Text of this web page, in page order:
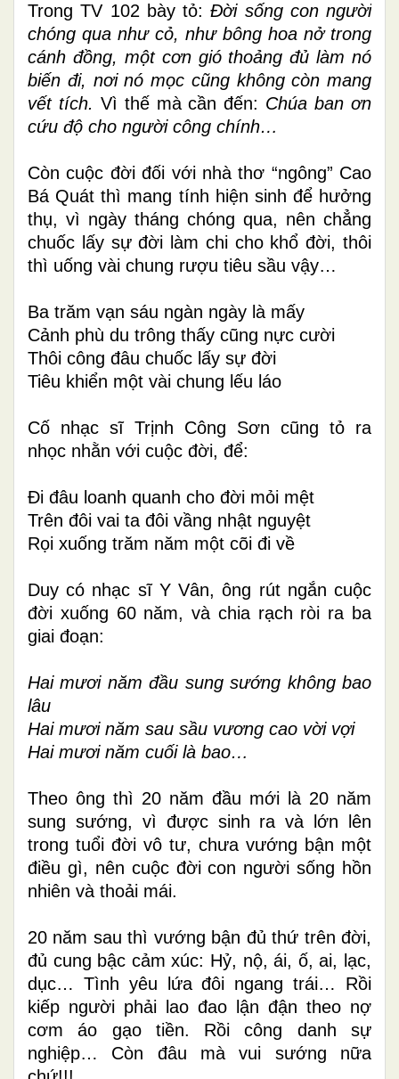
Trong TV 102 bày tỏ:Ðời sống con người
chóng qua như cỏ, như bông hoa nở trong
cánh đồng, một cơn gió thoảng đủ làm nó
biến đi, nơi nó mọc cũng không còn mang
vết tích. Vì thế mà cần đến: Chúa ban ơn
cứu độ cho người công chính…
Còn cuộc đời đối với nhà thơ “ngông” Cao
Bá Quát thì mang tính hiện sinh để hưởng
thụ, vì ngày tháng chóng qua, nên chẳng
chuốc lấy sự đời làm chi cho khổ đời, thôi
thì uống vài chung rượu tiêu sầu vậy…
Ba trăm vạn sáu ngàn ngày là mấy
Cảnh phù du trông thấy cũng nực cười
Thôi công đâu chuốc lấy sự đời
Tiêu khiển một vài chung lếu láo
Cố nhạc sĩ Trịnh Công Sơn cũng tỏ ra
nhọc nhằn với cuộc đời, để:
Đi đâu loanh quanh cho đời mỏi mệt
Trên đôi vai ta đôi vầng nhật nguyệt
Rọi xuống trăm năm một cõi đi về
Duy có nhạc sĩ Y Vân, ông rút ngắn cuộc
đời xuống 60 năm, và chia rạch ròi ra ba
giai đoạn:
Hai mươi năm đầu sung sướng không bao
lâu
Hai mươi năm sau sầu vương cao vời vợi
Hai mươi năm cuối là bao…
Theo ông thì 20 năm đầu mới là 20 năm
sung sướng, vì được sinh ra và lớn lên
trong tuổi đời vô tư, chưa vướng bận một
điều gì, nên cuộc đời con người sống hồn
nhiên và thoải mái.
20 năm sau thì vướng bận đủ thứ trên đời,
đủ cung bậc cảm xúc: Hỷ, nộ, ái, ố, ai, lạc,
dục… Tình yêu lứa đôi ngang trái… Rồi
kiếp người phải lao đao lận đận theo nợ
cơm áo gạo tiền. Rồi công danh sự
nghiệp… Còn đâu mà vui sướng nữa